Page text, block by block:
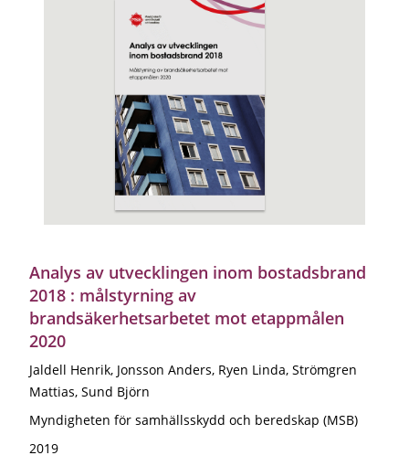
Analys av utvecklingen inom bostadsbrand
2018 : målstyrning av
brandsäkerhetsarbetet mot etappmålen
2020
Jaldell Henrik, Jonsson Anders, Ryen Linda, Strömgren
Mattias, Sund Björn
Myndigheten för samhällsskydd och beredskap (MSB)
2019